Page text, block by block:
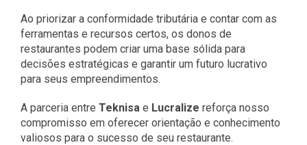
Ao priorizar a conformidade tributária e contar com as
ferramentas e recursos certos, os donos de
restaurantes podem criar uma base sólida para
decisões estratégicas e garantir um futuro lucrativo
para seus empreendimentos.
A parceria entre Teknisae Lucralize reforça nosso
compromisso em oferecer orientação e conhecimento
valiosos para o sucesso de seu restaurante.